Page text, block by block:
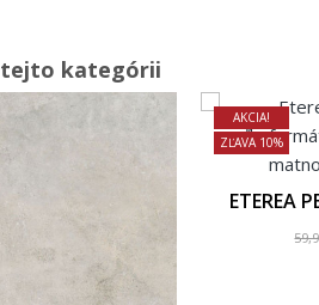
tejto kategórii
AKCIA!
ZĽAVA 10%
ETEREA